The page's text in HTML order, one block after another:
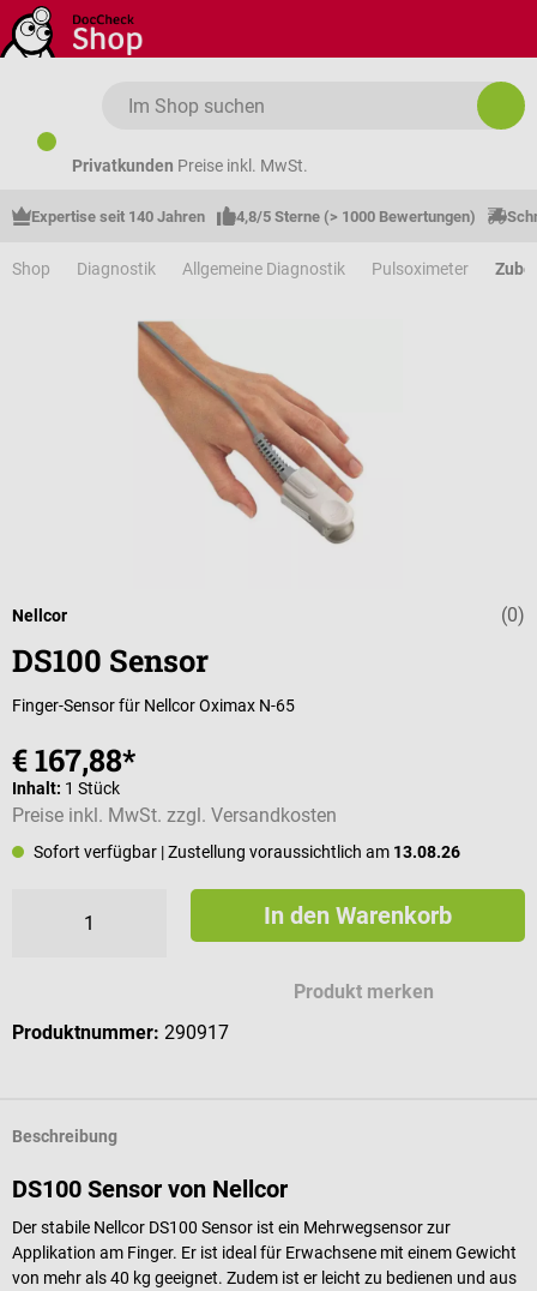
Zum Hauptinhalt springen
Privatkunden Preise inkl. MwSt.
Expertise seit 140 Jahren 4,8/5 Sterne (> 1000 Bewertungen)
Shop Diagnostik Allgemeine Diagnostik Pulsoximeter
(0)
Nellcor
DS100 Sensor
Finger-Sensor für Nellcor Oximax N-65
€ 167,88*
Inhalt: 1 Stück
Preise inkl. MwSt. zzgl. Versandkosten
Sofort verfügbar | Zustellung voraussichtlich am 13.08.26
In den Warenkorb
Produkt merken
Produktnummer: 290917
Beschreibung
DS100 Sensor von Nellcor
Der stabile Nellcor DS100 Sensor ist ein Mehrwegsensor zur
Applikation am Finger. Er ist ideal für Erwachsene mit einem Gewicht
von mehr als 40 kg geeignet. Zudem ist er leicht zu bedienen und aus